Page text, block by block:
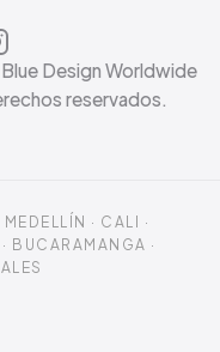
Design Worldwide
reservados.
· CALI ·
BUCARAMANGA ·